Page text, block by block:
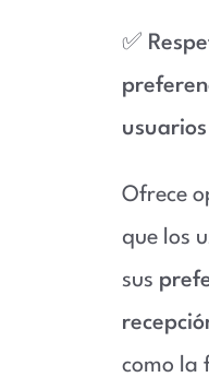
✅
usuarios
Ofrece
que los
sus
como la